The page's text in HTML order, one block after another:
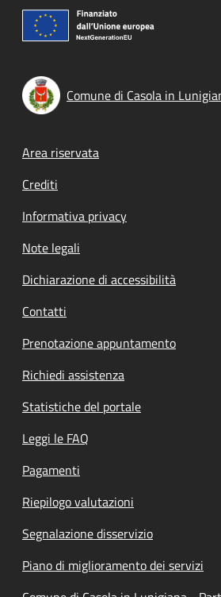
Comune di Casola in
Footer menu
Area riservata
Crediti
Informativa privacy
Note legali
Dichiarazione di accessibilità
Contatti
Prenotazione appuntamento
Richiedi assistenza
Statistiche del portale
Leggi le FAQ
Pagamenti
Riepilogo valutazioni
Segnalazione disservizio
Piano di miglioramento dei servizi